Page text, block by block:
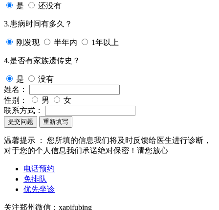
是 还没有
3.患病时间有多久？
刚发现 半年内 1年以上
4.是否有家族遗传史？
是
没有
姓名：
性别：
男
女
联系方式：
提交问题 重新填写
温馨提示 ： 您所填的信息我们将及时反馈给医生进行诊断，
对于您的个人信息我们承诺绝对保密！请您放心
电话预约
免排队
优先坐诊
关注郑州微信： xapifubing